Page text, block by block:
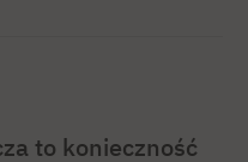
to konieczność